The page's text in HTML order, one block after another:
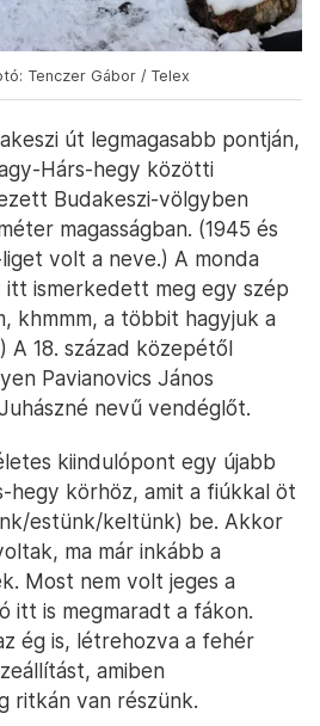
Tenczer Gábor / Telex
út legmagasabb pontján,
Hárs-hegy közötti
Budakeszi-völgyben
magasságban. (1945 és
volt a neve.) A monda
ismerkedett meg egy szép
khmmm, a többit hagyjuk a
A 18. század közepétől
Pavianovics János
nevű vendéglőt.
kiindulópont egy újabb
hegy körhöz, amit a fiúkkal öt
estünk/keltünk) be. Akkor
ma már inkább a
Most nem volt jeges a
itt is megmaradt a fákon.
ég is, létrehozva a fehér
amiben
ritkán van részünk.